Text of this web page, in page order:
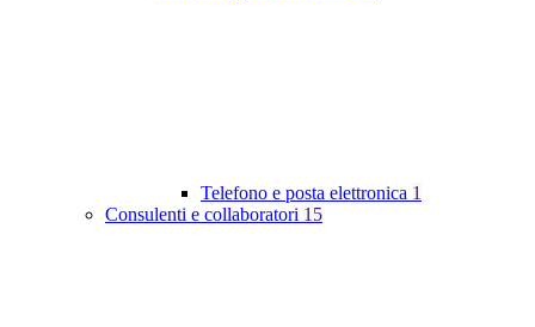
Telefono e posta elettronica 1
Consulenti e collaboratori 15